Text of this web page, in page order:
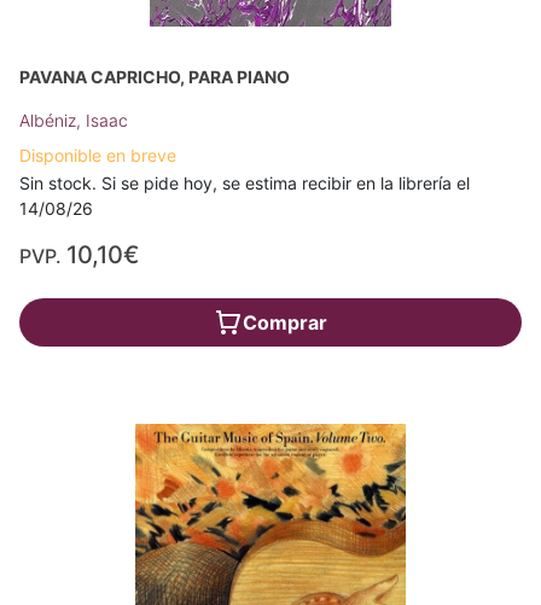
PAVANA CAPRICHO, PARA PIANO
Albéniz, Isaac
Disponible en breve
Sin stock. Si se pide hoy, se estima recibir en la librería el
14/08/26
PVP. 10,10€
Comprar